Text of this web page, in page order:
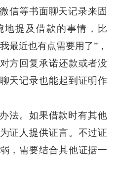
信等书面聊天记录来固
地提及借款的事情，比
最近也有点需要用了”，
方回复承诺还款或者没
天记录也能起到证明作
法。如果借款时有其他
证人提供证言。不过证
，需要结合其他证据一